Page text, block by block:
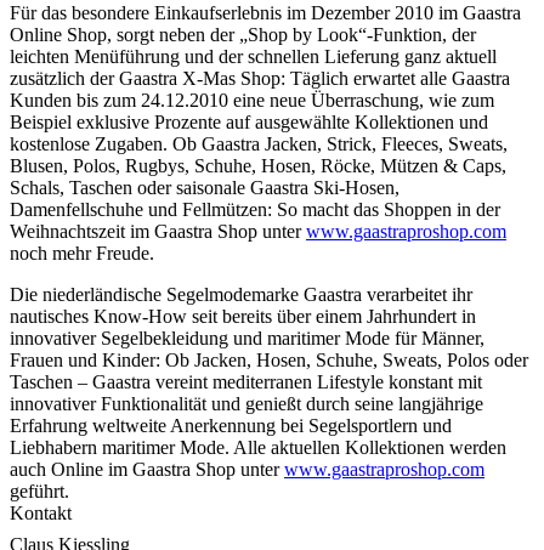
Für das besondere Einkaufserlebnis im Dezember 2010 im Gaastra
Online Shop, sorgt neben der „Shop by Look“-Funktion, der
leichten Menüführung und der schnellen Lieferung ganz aktuell
zusätzlich der Gaastra X-Mas Shop: Täglich erwartet alle Gaastra
Kunden bis zum 24.12.2010 eine neue Überraschung, wie zum
Beispiel exklusive Prozente auf ausgewählte Kollektionen und
kostenlose Zugaben. Ob Gaastra Jacken, Strick, Fleeces, Sweats,
Blusen, Polos, Rugbys, Schuhe, Hosen, Röcke, Mützen & Caps,
Schals, Taschen oder saisonale Gaastra Ski-Hosen,
Damenfellschuhe und Fellmützen: So macht das Shoppen in der
Weihnachtszeit im Gaastra Shop unterwww.gaastraproshop.com
noch mehr Freude.
Die niederländische Segelmodemarke Gaastra verarbeitet ihr
nautisches Know-How seit bereits über einem Jahrhundert in
innovativer Segelbekleidung und maritimer Mode für Männer,
Frauen und Kinder: Ob Jacken, Hosen, Schuhe, Sweats, Polos oder
Taschen – Gaastra vereint mediterranen Lifestyle konstant mit
innovativer Funktionalität und genießt durch seine langjährige
Erfahrung weltweite Anerkennung bei Segelsportlern und
Liebhabern maritimer Mode. Alle aktuellen Kollektionen werden
auch Online im Gaastra Shop unterwww.gaastraproshop.com
geführt.
Kontakt
Claus Kiessling